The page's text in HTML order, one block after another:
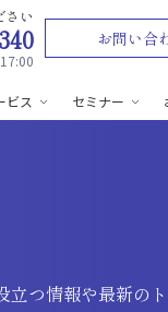
さい
お問い合
ビス セミナー
立つ情報や最新の